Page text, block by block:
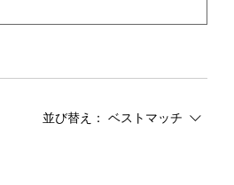
並び替え： ベストマッチ